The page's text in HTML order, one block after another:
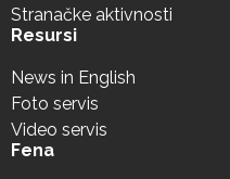
Stranačke aktivnosti
Resursi
News in English
Foto servis
Video servis
Fena